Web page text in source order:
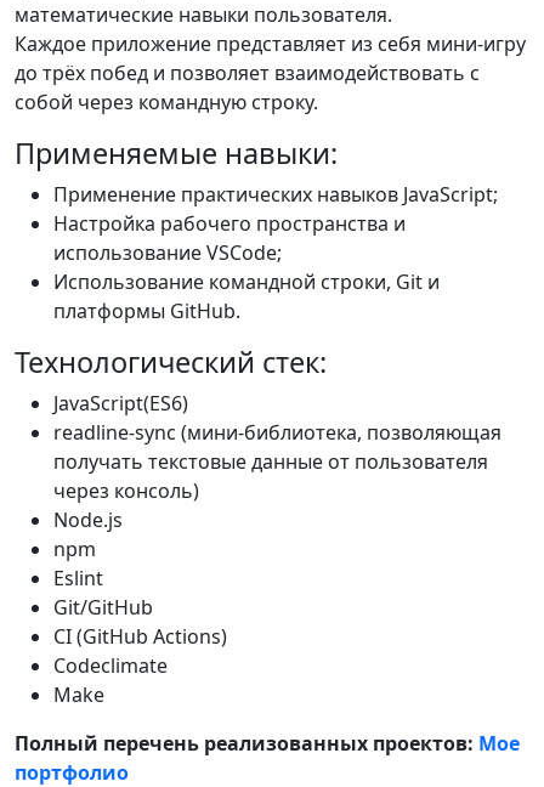
математические навыки пользователя.
Каждое приложение представляет из себя мини-игру
до трёх побед и позволяет взаимодействовать с
собой через командную строку.
Применяемые навыки:
Применение практических навыков JavaScript;
Настройка рабочего пространства и
использование VSCode;
Использование командной строки, Git и
платформы GitHub.
Технологический стек:
JavaScript(ES6)
readline-sync (мини-библиотека, позволяющая
получать текстовые данные от пользователя
через консоль)
Node.js
npm
Eslint
Git/GitHub
CI (GitHub Actions)
Codeclimate
Make
Полный перечень реализованных проектов: Мое
портфолио